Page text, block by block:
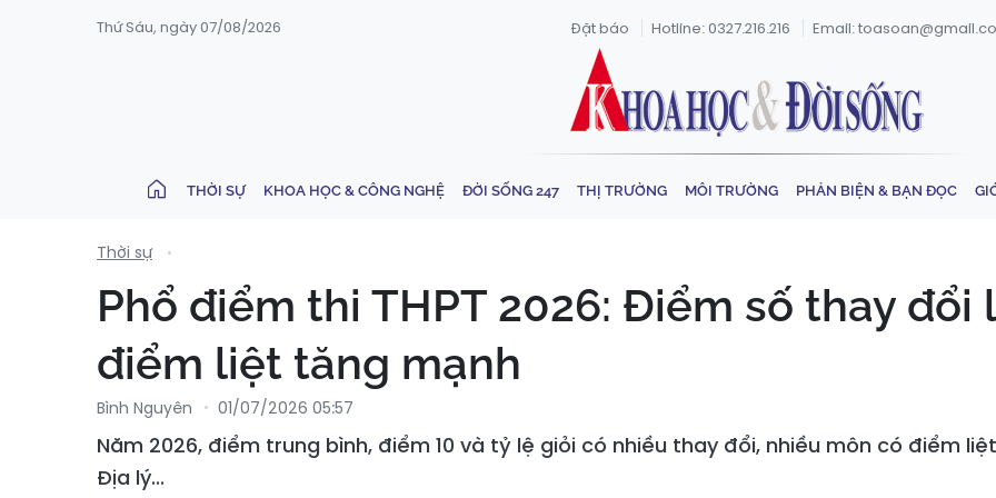
Thứ Sáu, ngày 07/08/2026 Đặt báo Hotline: 0327.216.216 Email:
THỜI SỰ KHOA HỌC & CÔNG NGHỆ ĐỜI SỐNG 247 THỊ TRƯỜNG MÔI TRƯỜNG PHẢN BIỆN & BẠN ĐỌC
Thời sự
Phổ điểm thi THPT 2026: Điểm số thay đổi
điểm liệt tăng mạnh
Bình Nguyên 01/07/2026 05:57
Năm 2026, điểm trung bình, điểm 10 và tỷ lệ giỏi có nhiều thay đổi, nhiều môn có điểm
Địa lý...